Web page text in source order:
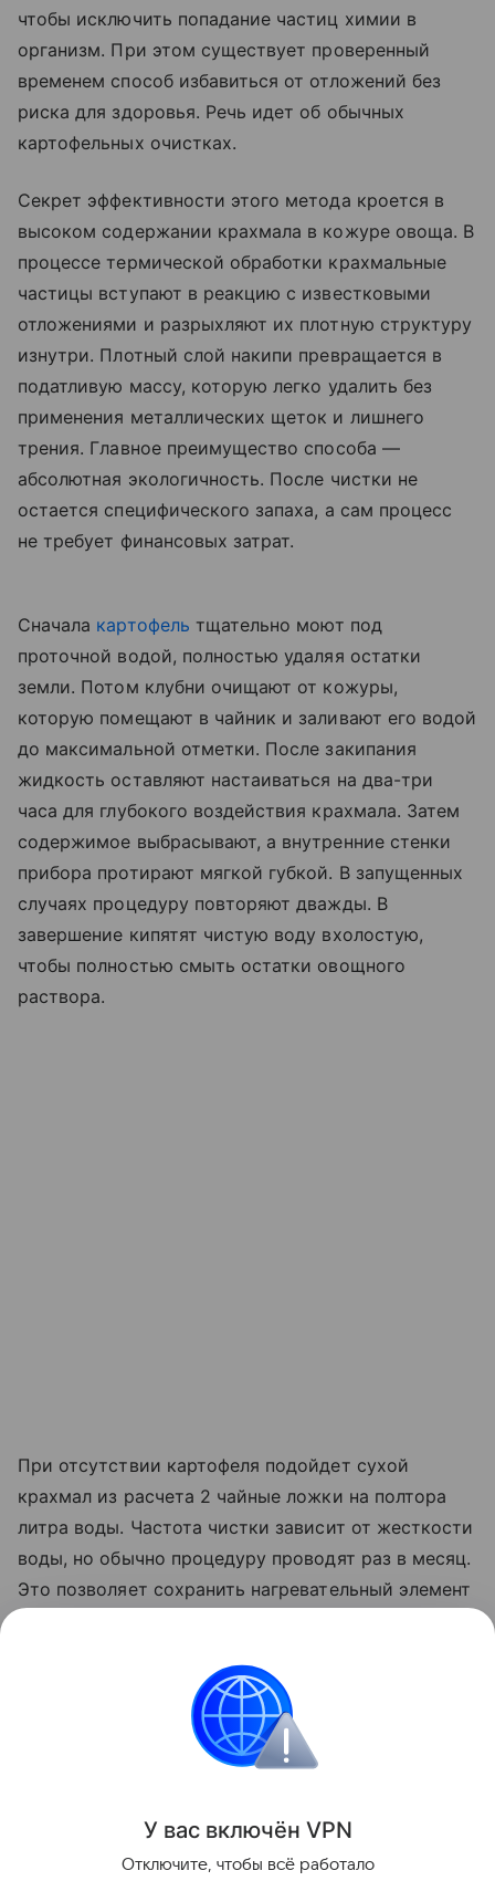
чтобы исключить попадание частиц химии в
организм. При этом существует проверенный
временем способ избавиться от отложений без
риска для здоровья. Речь идет об обычных
картофельных очистках.
Секрет эффективности этого метода кроется в
высоком содержании крахмала в кожуре овоща. В
процессе термической обработки крахмальные
частицы вступают в реакцию с известковыми
отложениями и разрыхляют их плотную структуру
изнутри. Плотный слой накипи превращается в
податливую массу, которую легко удалить без
применения металлических щеток и лишнего
трения. Главное преимущество способа —
абсолютная экологичность. После чистки не
остается специфического запаха, а сам процесс
не требует финансовых затрат.
Сначала картофель тщательно моют под
проточной водой, полностью удаляя остатки
земли. Потом клубни очищают от кожуры,
которую помещают в чайник и заливают его водой
до максимальной отметки. После закипания
жидкость оставляют настаиваться на два-три
часа для глубокого воздействия крахмала. Затем
содержимое выбрасывают, а внутренние стенки
прибора протирают мягкой губкой. В запущенных
случаях процедуру повторяют дважды. В
завершение кипятят чистую воду вхолостую,
чтобы полностью смыть остатки овощного
раствора.
При отсутствии картофеля подойдет сухой
крахмал из расчета 2 чайные ложки на полтора
литра воды. Частота чистки зависит от жесткости
воды, но обычно процедуру проводят раз в месяц.
Это позволяет сохранить нагревательный элемент
поломки прибора и помогает поддерживать
чистоту на кухне без лишних усилий.
У вас включён VPN
Отключите, чтобы всё работало